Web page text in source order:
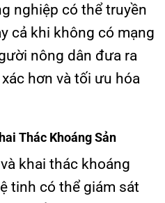
nghiệp có thể truyền
cả khi không có mạng
nông dân đưa ra
hơn và tối ưu hóa
Thác Khoáng Sản
khai thác khoáng
tinh có thể giám sát